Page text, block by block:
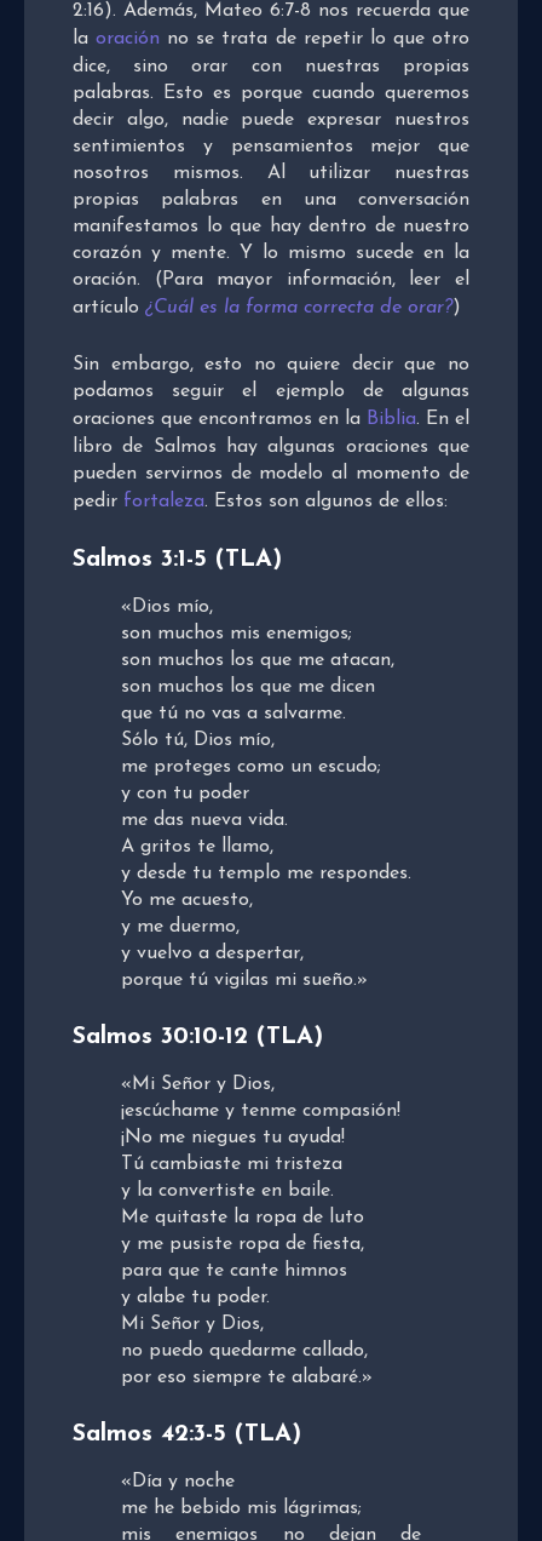
2:16). Además, Mateo 6:7-8 nos recuerda que
laoración no se trata de repetir lo que otro
dice, sino orar con nuestras propias
palabras. Esto es porque cuando queremos
decir algo, nadie puede expresar nuestros
sentimientos y pensamientos mejor que
nosotros mismos. Al utilizar nuestras
propias palabras en una conversación
manifestamos lo que hay dentro de nuestro
corazón y mente. Y lo mismo sucede en la
oración. (Para mayor información, leer el
artículo ¿Cuál es la forma correcta de orar?)
Sin embargo, esto no quiere decir que no
podamos seguir el ejemplo de algunas
oraciones que encontramos en la Biblia. En el
libro de Salmos hay algunas oraciones que
pueden servirnos de modelo al momento de
pedir fortaleza. Estos son algunos de ellos:
Salmos 3:1-5 (TLA)
«Dios mío,
son muchos mis enemigos;
son muchos los que me atacan,
son muchos los que me dicen
que tú no vas a salvarme.
Sólo tú, Dios mío,
me proteges como un escudo;
y con tu poder
me das nueva vida.
A gritos te llamo,
y desde tu templo me respondes.
Yo me acuesto,
y me duermo,
y vuelvo a despertar,
porque tú vigilas mi sueño.»
Salmos 30:10-12 (TLA)
«Mi Señor y Dios,
¡escúchame y tenme compasión!
¡No me niegues tu ayuda!
Tú cambiaste mi tristeza
y la convertiste en baile.
Me quitaste la ropa de luto
y me pusiste ropa de fiesta,
para que te cante himnos
y alabe tu poder.
Mi Señor y Dios,
no puedo quedarme callado,
por eso siempre te alabaré.»
Salmos 42:3-5 (TLA)
«Día y noche
me he bebido mis lágrimas;
mis enemigos no dejan de